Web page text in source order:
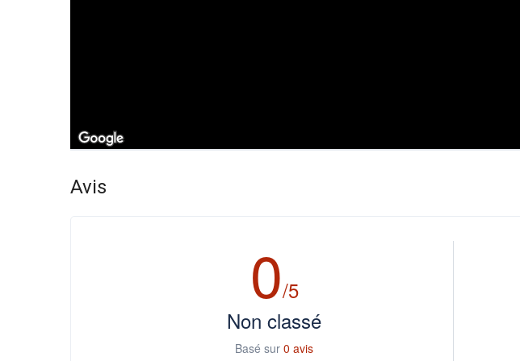
Avis
0/5
Non classé
Basé sur0 avis